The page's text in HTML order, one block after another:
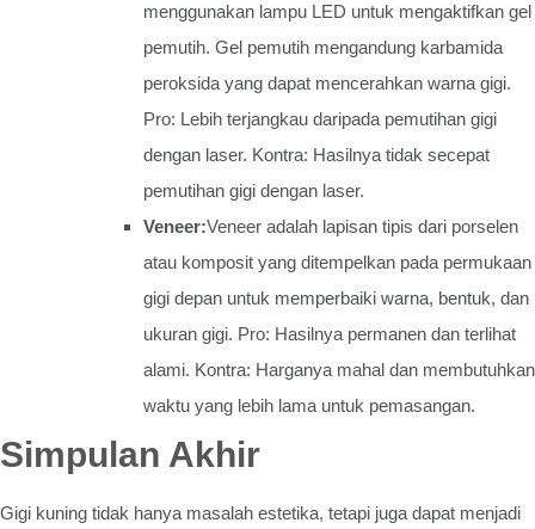
menggunakan lampu LED untuk mengaktifkan gel
pemutih. Gel pemutih mengandung karbamida
peroksida yang dapat mencerahkan warna gigi.
Pro: Lebih terjangkau daripada pemutihan gigi
dengan laser. Kontra: Hasilnya tidak secepat
pemutihan gigi dengan laser.
Veneer:Veneer adalah lapisan tipis dari porselen
atau komposit yang ditempelkan pada permukaan
gigi depan untuk memperbaiki warna, bentuk, dan
ukuran gigi. Pro: Hasilnya permanen dan terlihat
alami. Kontra: Harganya mahal dan membutuhkan
waktu yang lebih lama untuk pemasangan.
Simpulan Akhir
Gigi kuning tidak hanya masalah estetika, tetapi juga dapat menjadi